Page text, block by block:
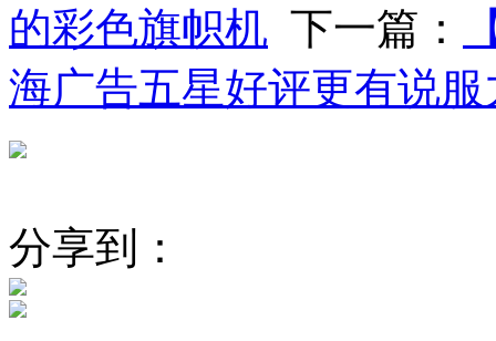
的彩色旗帜机 下一篇：
海广告五星好评更有说服
分享到：